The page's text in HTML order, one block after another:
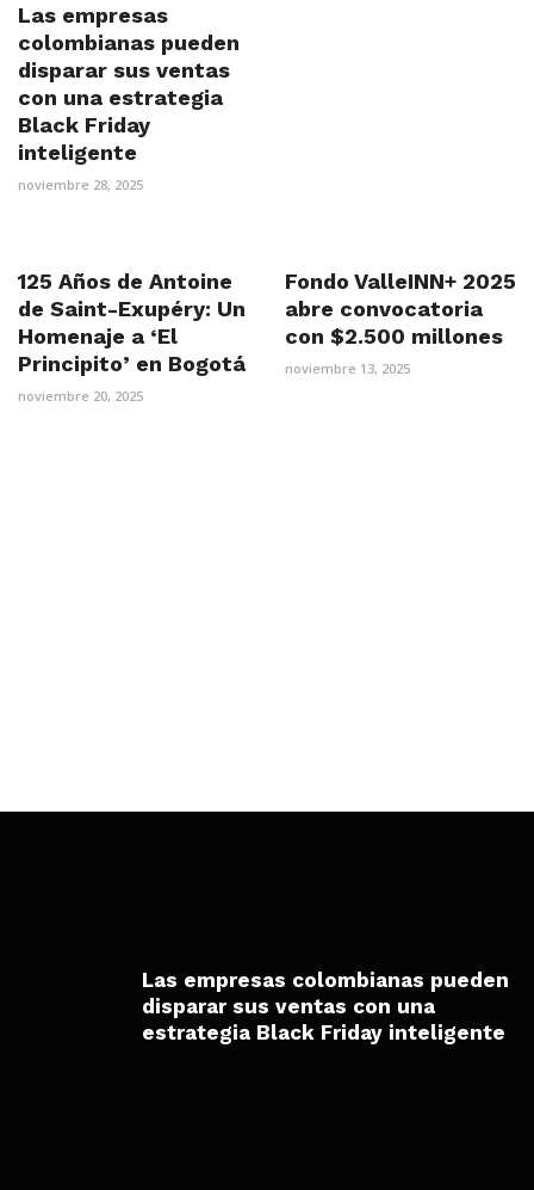
Las empresas
colombianas pueden
disparar sus ventas
con una estrategia
Black Friday
inteligente
noviembre 28, 2025
125 Años de Antoine
de Saint-Exupéry: Un
Homenaje a ‘El
Principito’ en Bogotá
noviembre 20, 2025
Fondo ValleINN+ 2025
abre convocatoria
con $2.500 millones
noviembre 13, 2025
Las empresas colombianas pueden
disparar sus ventas con una
estrategia Black Friday inteligente